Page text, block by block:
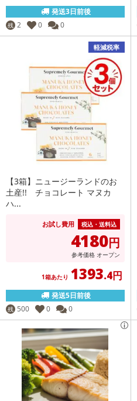
発送3日前後
残 2 0 0
軽減税率
【3箱】ニュージーランドのお
土産!! チョコレート マヌカ
ハ...
お試し費用 税込・送料込
4180円
参考価格 オープン
1箱あたり 1393.4円
発送5日前後
残 500 0 0